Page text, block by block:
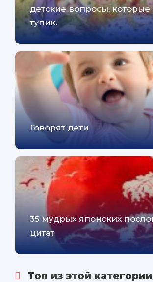
детские вопросы, которые
тупик.
Говорят дети
35 мудрых японских
цитат
Топ из этой категории